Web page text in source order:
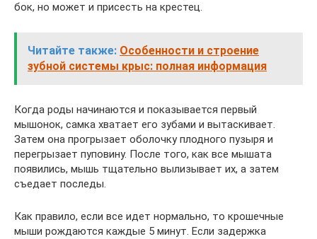
бок, но может и присесть на крестец.
Читайте также: Особенности и строение
зубной системы крыс: полная информация
Когда роды начинаются и показывается первый
мышонок, самка хватает его зубами и вытаскивает.
Затем она прогрызает оболочку плодного пузыря и
перегрызает пуповину. После того, как все мышата
появились, мышь тщательно вылизывает их, а затем
съедает последы.
Как правило, если все идет нормально, то крошечные
мыши рождаются каждые 5 минут. Если задержка